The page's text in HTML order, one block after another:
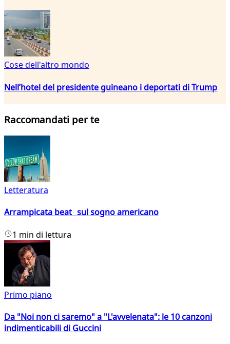
Cose dell'altro mondo
Nell’hotel del presidente guineano i deportati di Trump
Raccomandati per te
Letteratura
Arrampicata beat sul sogno americano
1 min di lettura
Primo piano
Da "Noi non ci saremo" a "L'avvelenata": le 10 canzoni
indimenticabili di Guccini